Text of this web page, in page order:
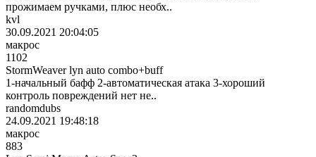
прожимаем ручками, плюс необх..
kvl
30.09.2021 20:04:05
макрос
1102
StormWeaver lyn auto combo+buff
1-начальный бафф 2-автоматическая атака 3-хороший
контроль повреждений нет не..
randomdubs
24.09.2021 19:48:18
макрос
883